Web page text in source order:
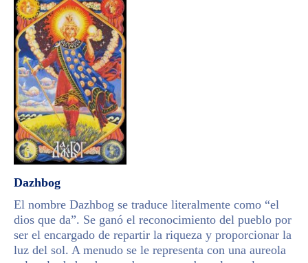
Dazhbog
El nombre Dazhbog se traduce literalmente como “el
dios que da”. Se ganó el reconocimiento del pueblo por
ser el encargado de repartir la riqueza y proporcionar la
luz del sol. A menudo se le representa con una aureola